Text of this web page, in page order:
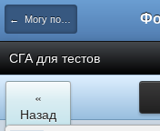
← Могу помочь
СГА для тестов
«
Назад